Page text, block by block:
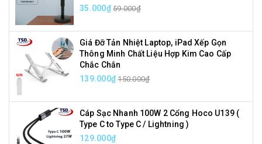
35.000₫ 59.000₫
Giá Đỡ Tản Nhiệt Laptop, iPad Xếp Gọn
Thông Minh Chất Liệu Hợp Kim Cao Cấp
Chắc Chắn
139.000₫ 150.000₫
Cáp Sạc Nhanh 100W 2 Cổng Hoco U139 (
Type C to Type C / Lightning )
129.000₫